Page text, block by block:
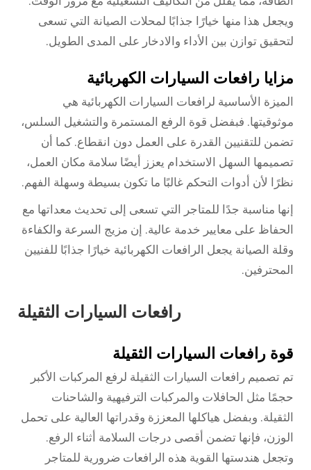
ويجعل هذا منها خيارًا جذابًا لمحلات الصيانة التي تسعى
لتحقيق توازن بين الأداء والادخار على المدى الطويل.
مزايا رافعات السيارات الكهربائية
الميزة الأساسية لرافعات السيارات الكهربائية هي
موثوقيتها. فبفضل قوة الرفع المستمرة والتشغيل السلس،
تضمن للتقنيين القدرة على العمل دون انقطاع. كما أن
تصميمها السهل الاستخدام يعزز أيضًا سلامة مكان العمل،
نظرًا لأن أدوات التحكم غالبًا ما تكون بسيطة وسهلة الفهم.
إنها مناسبة جدًا للمتاجر التي تسعى إلى تحديث معداتها مع
الحفاظ على معايير خدمة عالية. إن مزيج السرعة والكفاءة
وقلة الصيانة يجعل الرافعات الكهربائية خيارًا جذابًا للفنيين
المحترفين.
رافعات السيارات الثقيلة
قوة رافعات السيارات الثقيلة
تم تصميم رافعات السيارات الثقيلة لرفع المركبات الأكبر
حجمًا مثل الحافلات والمركبات الترفيهية والشاحنات
الثقيلة. وبفضل هياكلها المعززة وقدراتها العالية على تحمل
الوزن، فإنها تضمن أقصى درجات السلامة أثناء الرفع.
وتجعل هندستها القوية هذه الرافعات ضرورية للمتاجر